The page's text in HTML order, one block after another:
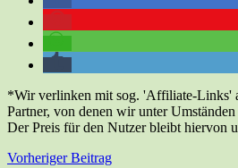
*Wir verlinken mit sog. 'Affiliate-Links'
Partner, von denen wir unter
Der Preis für den Nutzer bleibt hiervon
Beitragsnavigation
Vorheriger Beitrag